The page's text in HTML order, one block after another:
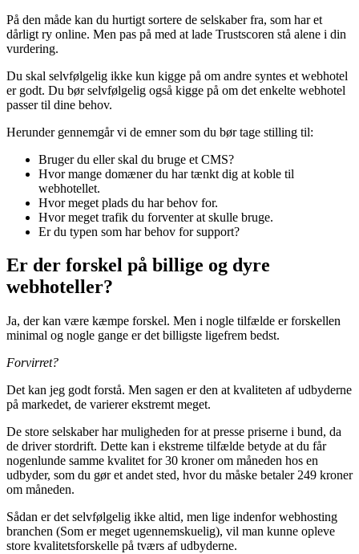
På den måde kan du hurtigt sortere de selskaber fra, som har et
dårligt ry online. Men pas på med at lade Trustscoren stå alene i din
vurdering.
Du skal selvfølgelig ikke kun kigge på om andre syntes et webhotel
er godt. Du bør selvfølgelig også kigge på om det enkelte webhotel
passer til dine behov.
Herunder gennemgår vi de emner som du bør tage stilling til:
Bruger du eller skal du bruge et CMS?
Hvor mange domæner du har tænkt dig at koble til
webhotellet.
Hvor meget plads du har behov for.
Hvor meget trafik du forventer at skulle bruge.
Er du typen som har behov for support?
Er der forskel på billige og dyre
webhoteller?
Ja, der kan være kæmpe forskel. Men i nogle tilfælde er forskellen
minimal og nogle gange er det billigste ligefrem bedst.
Forvirret?
Det kan jeg godt forstå. Men sagen er den at kvaliteten af udbyderne
på markedet, de varierer ekstremt meget.
De store selskaber har muligheden for at presse priserne i bund, da
de driver stordrift. Dette kan i ekstreme tilfælde betyde at du får
nogenlunde samme kvalitet for 30 kroner om måneden hos en
udbyder, som du gør et andet sted, hvor du måske betaler 249 kroner
om måneden.
Sådan er det selvfølgelig ikke altid, men lige indenfor webhosting
branchen (Som er meget ugennemskuelig), vil man kunne opleve
store kvalitetsforskelle på tværs af udbyderne.